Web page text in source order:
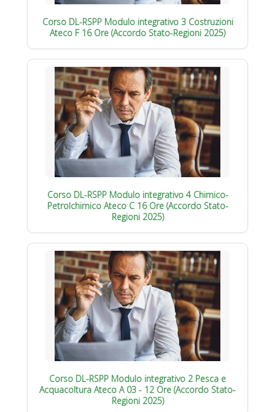
Corso DL-RSPP Modulo integrativo 3 Costruzioni
Ateco F 16 Ore (Accordo Stato-Regioni 2025)
Corso DL-RSPP Modulo integrativo 4 Chimico-
Petrolchimico Ateco C 16 Ore (Accordo Stato-
Regioni 2025)
Corso DL-RSPP Modulo integrativo 2 Pesca e
Acquacoltura Ateco A 03 - 12 Ore (Accordo Stato-
Regioni 2025)